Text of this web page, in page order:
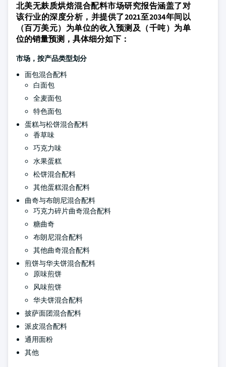
北美无麸质烘焙混合配料市场研究报告涵盖了对
该行业的深度分析，并提供了2021至2034年间以
（百万美元）为单位的收入预测及（千吨）为单
位的销量预测，具体细分如下：
市场，按产品类型划分
面包混合配料
白面包
全麦面包
特色面包
蛋糕与松饼混合配料
香草味
巧克力味
水果蛋糕
松饼混合配料
其他蛋糕混合配料
曲奇与布朗尼混合配料
巧克力碎片曲奇混合配料
糖曲奇
布朗尼混合配料
其他曲奇混合配料
煎饼与华夫饼混合配料
原味煎饼
风味煎饼
华夫饼混合配料
披萨面团混合配料
派皮混合配料
通用面粉
其他